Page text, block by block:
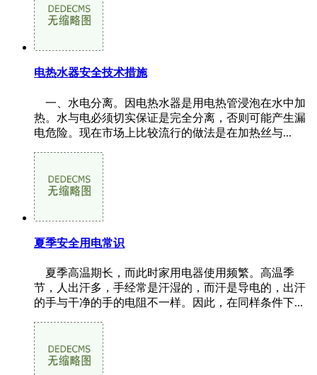
电热水器安全技术措施
一、水电分离。因电热水器是用电热管浸泡在水中加
热。水与电必须切实保证是完全分离，否则可能产生漏
电危险。现在市场上比较流行的做法是在加热丝与...
夏季安全用电常识
夏季高温期长，而此时家用电器使用频繁。高温季
节，人出汗多，手经常是汗湿的，而汗是导电的，出汗
的手与干净的手的电阻不一样。因此，在同样条件下...